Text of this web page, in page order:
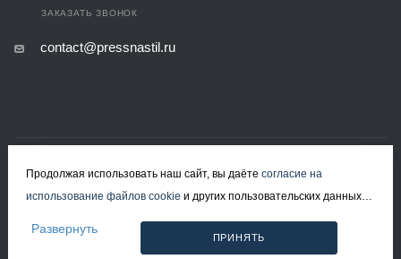
ЗАКАЗАТЬ ЗВОНОК
contact@pressnastil.ru
ПОЛИТИКА ИСПОЛЬЗОВАНИЯ ФАЙЛОВ COOKIE
СОГЛАСИЕ НА ОБРАБОТКУ ПЕРСОНАЛЬНЫХ ДАННЫХ
Продолжая использовать наш сайт, вы даёте согласие на
использование файлов cookie
(включая IP-адрес, сведения о местоположении, устройстве,
Развернуть
ПРИНЯТЬ